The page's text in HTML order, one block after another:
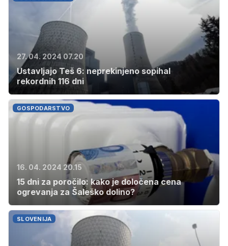
27. 04. 2024 07.20
Ustavljajo Teš 6: neprekinjeno sopihal
rekordnih 116 dni
GOSPODARSTVO
16. 04. 2024 20.15
15 dni za poročilo: kako je določena cena
ogrevanja za Šaleško dolino?
SLOVENIJA